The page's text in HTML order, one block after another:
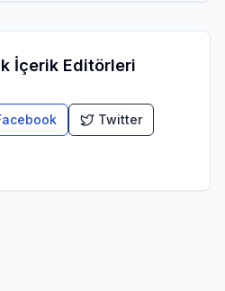
İçerik Editörleri
Twitter